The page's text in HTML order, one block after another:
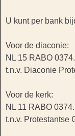
U kunt per bank
Voor de diaconie:
NL 15 RABO
t.n.v. Diaconie
Voor de kerk:
NL 11 RABO
t.n.v. Protestantse